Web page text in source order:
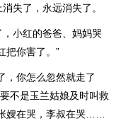
失了，永远消失了。
小红的爸爸、妈妈哭
把你害了。”
，你怎么忽然就走了
不是玉兰姑娘及时叫救
嫂在哭，李叔在哭……